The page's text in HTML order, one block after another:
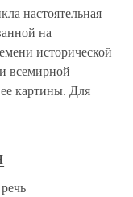
настоятельная
на
исторической
всемирной
картины. Для